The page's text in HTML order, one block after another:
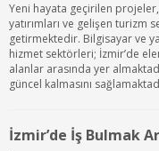
Yeni hayata geçirilen
yatırımları ve gelişen turizm
getirmektedir. Bilgisayar ve
hizmet sektörleri; İzmir’de
alanlar arasında yer
güncel kalmasını
İzmir’de İş Bulmak